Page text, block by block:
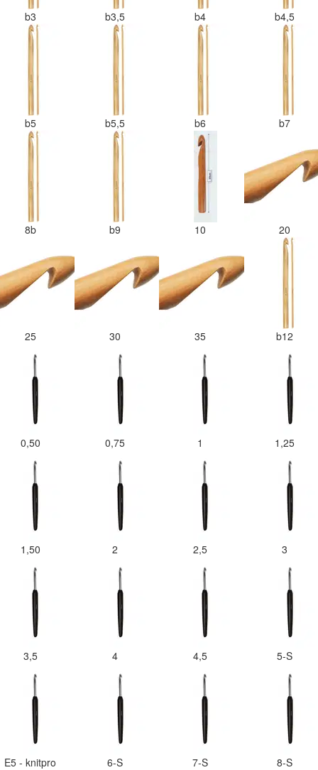
b3 b3,5 b4 b4,5
b5 b5,5 b6 b7
8b b9 10 20
25 30 35 b12
0,50 0,75 1 1,25
1,50 2 2,5 3
3,5 4 4,5 5-S
E5 - knitpro 6-S 7-S 8-S